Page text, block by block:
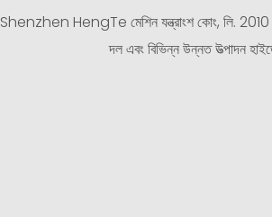
Shenzhen HengTe মেশিন যন্ত্রাংশ কোং, লি. 2010
দল এবং বিভিন্ন উন্নত উত্পাদন